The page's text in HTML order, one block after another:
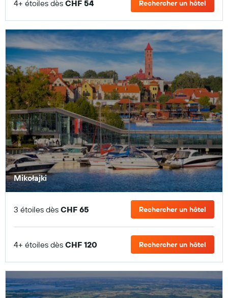
4+ étoiles dès CHF 54 Rechercher un hôtel
Mikołajki
3 étoiles dès CHF 65 Rechercher un hôtel
4+ étoiles dès CHF 120 Rechercher un hôtel